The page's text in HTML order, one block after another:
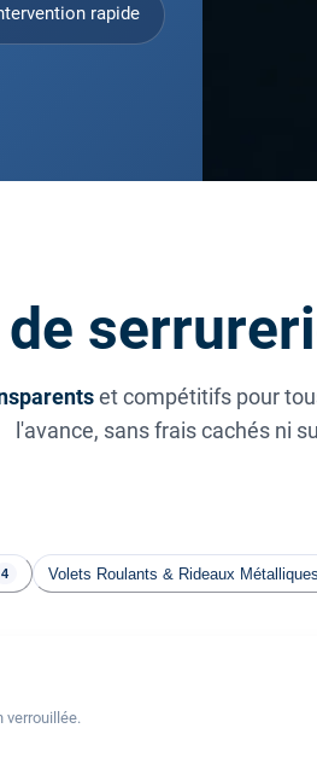
rapide
et compétitifs pour
l'avance, sans frais cachés ni
4 Volets Roulants & Rideaux Métalliques
verrouillée.